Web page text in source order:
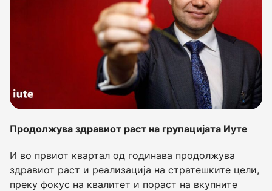
Продолжува здравиот раст на групацијата Иуте
И во првиот квартал од годинава продолжува
здравиот раст и реализација на стратешките цели,
преку фокус на квалитет и пораст на вкупните